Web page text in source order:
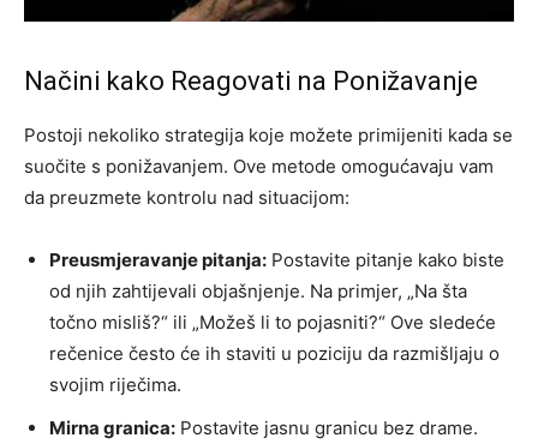
Načini kako Reagovati na Ponižavanje
Postoji nekoliko strategija koje možete primijeniti kada se
suočite s ponižavanjem. Ove metode omogućavaju vam
da preuzmete kontrolu nad situacijom:
Preusmjeravanje pitanja: Postavite pitanje kako biste
od njih zahtijevali objašnjenje. Na primjer, „Na šta
točno misliš?“ ili „Možeš li to pojasniti?“ Ove sledeće
rečenice često će ih staviti u poziciju da razmišljaju o
svojim riječima.
Mirna granica: Postavite jasnu granicu bez drame.